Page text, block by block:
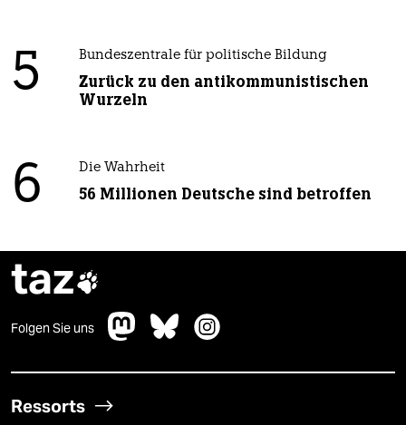
5 Bundeszentrale für politische Bildung
Zurück zu den antikommunistischen
Wurzeln
6 Die Wahrheit
56 Millionen Deutsche sind betroffen
taz
Folgen Sie uns
Ressorts